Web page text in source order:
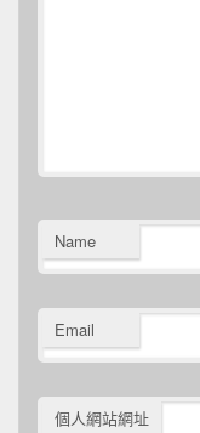
Name
Email
個人網站網址